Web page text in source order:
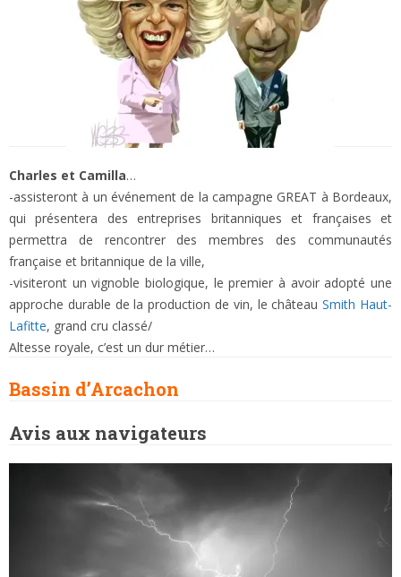
Charles et Camilla…
-assisteront à un événement de la campagne GREAT à Bordeaux,
qui présentera des entreprises britanniques et françaises et
permettra de rencontrer des membres des communautés
française et britannique de la ville,
-visiteront un vignoble biologique, le premier à avoir adopté une
approche durable de la production de vin, le châteauSmith Haut-
Lafitte, grand cru classé/
Altesse royale, c’est un dur métier…
Bassin d’Arcachon
Avis aux navigateurs